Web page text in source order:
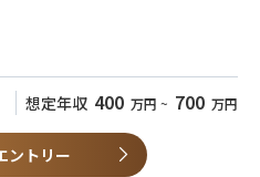
計図書を読み取る力が必要。また資
テナを張ることが求められます。
及びコスト分析業務
て積算・値入の基礎研修を受講してい
した後、先輩社員のサポートを受
、1級建築施工管理技士、２級建築
得者
り立っている」という思いを強く持
を進めています。このような考え
のできる方を求めています。
想定年収 400 万円 ~ 700 万円
ントリー